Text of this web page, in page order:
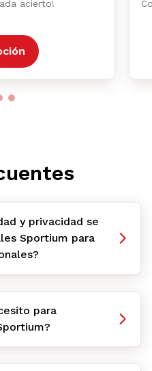
acierto!
y privacidad se
Sportium para
para